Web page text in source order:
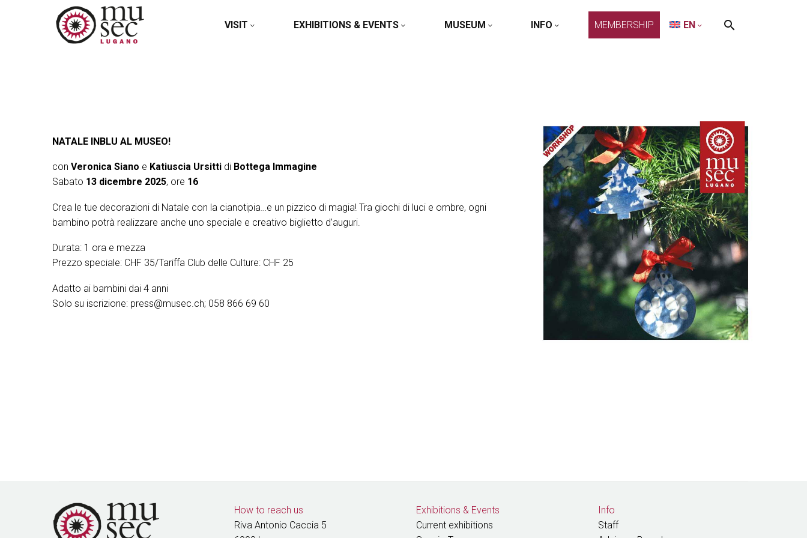
VISIT EXHIBITIONS & EVENTS MUSEUM INFO MEMBERSHIP EN
NATALE INBLU AL MUSEO!
con Veronica Siano e Katiuscia Ursitti di Bottega Immagine
Sabato 13 dicembre 2025, ore 16
Crea le tue decorazioni di Natale con la cianotipia…e un pizzico di magia! Tra giochi di luci e ombre, ogni
bambino potrà realizzare anche uno speciale e creativo biglietto d’auguri.
Durata: 1 ora e mezza
Prezzo speciale: CHF 35/Tariffa Club delle Culture: CHF 25
Adatto ai bambini dai 4 anni
Solo su iscrizione: press@musec.ch; 058 866 69 60
How to reach us
Riva Antonio Caccia 5
Exhibitions & Events
Current exhibitions
Info
Staff